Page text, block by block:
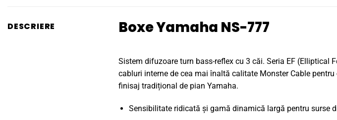
DESCRIERE Boxe Yamaha NS-777
Sistem difuzoare turn bass-reflex cu 3 căi. Seria EF
cabluri interne de cea mai înaltă calitate Monster Cable
finisaj tradițional de pian Yamaha.
Sensibilitate ridicată și gamă dinamică largă pentru surse